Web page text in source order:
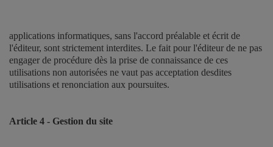
applications informatiques, sans l'accord préalable et écrit de
l'éditeur, sont strictement interdites. Le fait pour l'éditeur de ne pas
engager de procédure dès la prise de connaissance de ces
utilisations non autorisées ne vaut pas acceptation desdites
utilisations et renonciation aux poursuites.
Article 4 - Gestion du site